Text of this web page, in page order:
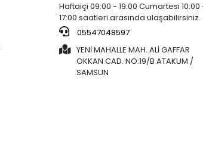
Haftaiçi 09:00 - 19:00 Cumartesi 10:00
17:00 saatleri arasında ulaşabilirsiniz.
05547048597
YENİ MAHALLE MAH. ALİ GAFFAR
OKKAN CAD. NO:19/B ATAKUM /
SAMSUN